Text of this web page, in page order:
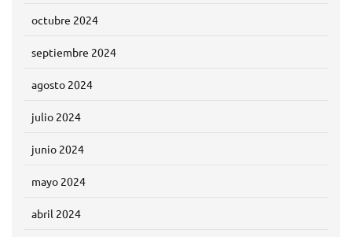
octubre 2024
septiembre 2024
agosto 2024
julio 2024
junio 2024
mayo 2024
abril 2024